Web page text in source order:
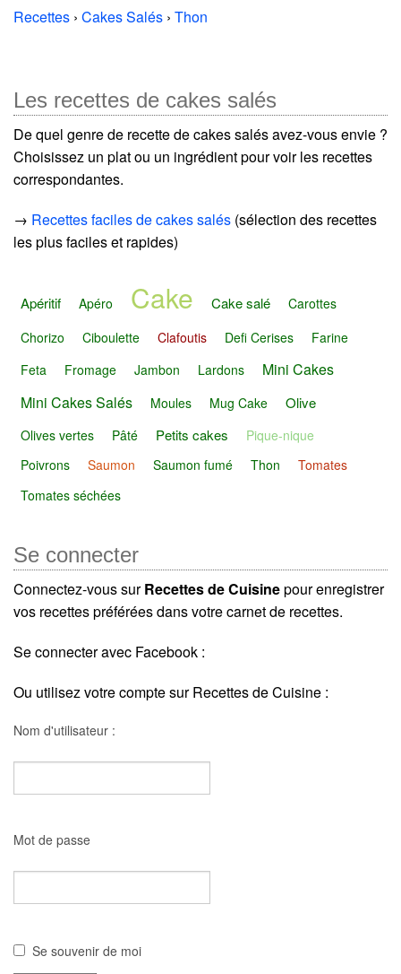
Recettes › Cakes Salés › Thon
Les recettes de cakes salés
De quel genre de recette de cakes salés avez-vous envie ?
Choisissez un plat ou un ingrédient pour voir les recettes
correspondantes.
→ Recettes faciles de cakes salés (sélection des recettes
les plus faciles et rapides)
Apéritif Apéro Cake Cake salé
Carottes
Chorizo
Ciboulette Clafoutis Defi Cerises
Farine
Feta
Fromage Jambon Lardons
Mini Cakes
Mini Cakes Salés
Moules Mug Cake Olive
Olives vertes Pâté Petits cakes
Pique-nique
Poivrons
Saumon Saumon fumé Thon
Tomates
Tomates séchées
Se connecter
Connectez-vous surRecettes de Cuisinepour enregistrer
vos recettes préférées dans votre carnet de recettes.
Se connecter avec Facebook :
Ou utilisez votre compte sur Recettes de Cuisine :
Nom d'utilisateur :
Mot de passe
Se souvenir de moi